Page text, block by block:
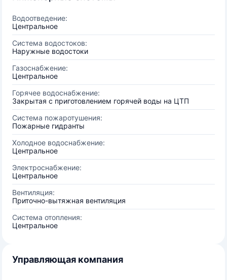
Водоотведение:
Центральное
Система водостоков:
Наружные водостоки
Газоснабжение:
Центральное
Горячее водоснабжение:
Закрытая с приготовлением горячей воды на ЦТП
Система пожаротушения:
Пожарные гидранты
Холодное водоснабжение:
Центральное
Электроснабжение:
Центральное
Вентиляция:
Приточно-вытяжная вентиляция
Система отопления:
Центральное
Управляющая компания